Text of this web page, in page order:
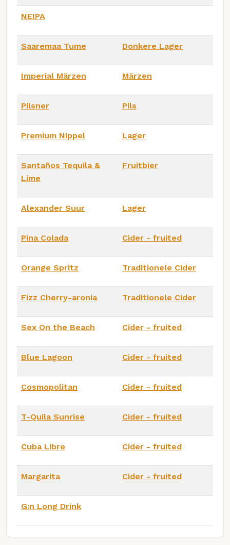
NEIPA
Saaremaa Tume Donkere Lager
Imperial Märzen Märzen
Pilsner Pils
Premium Nippel Lager
Santaños Tequila &
Lime
Fruitbier
Alexander Suur Lager
Pina Colada Cider - fruited
Orange Spritz Traditionele Cider
Fizz Cherry-aronia Traditionele Cider
Sex On the Beach Cider - fruited
Blue Lagoon Cider - fruited
Cosmopolitan Cider - fruited
T-Quila Sunrise Cider - fruited
Cuba Libre Cider - fruited
Margarita Cider - fruited
G:n Long Drink